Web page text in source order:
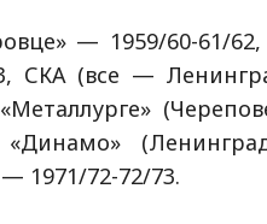
— 1959/60-61/
СКА (все —
«Динамо»
1971/72-72/73.